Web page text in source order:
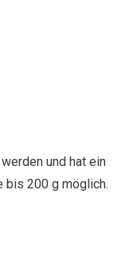
und hat ein
bis 200 g möglich.